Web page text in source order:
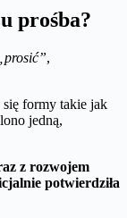
prośba?
„prosić”,
się formy takie jak
jedną,
z rozwojem
potwierdziła